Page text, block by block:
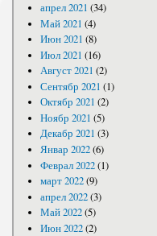
апрел 2021 (34)
Май 2021 (4)
Июн 2021 (8)
Июл 2021 (16)
Август 2021 (2)
Сентябр 2021 (1)
Октябр 2021 (2)
Ноябр 2021 (5)
Декабр 2021 (3)
Январ 2022(6)
Феврал 2022(1)
март 2022(9)
апрел 2022(3)
Май 2022(5)
Июн 2022(2)